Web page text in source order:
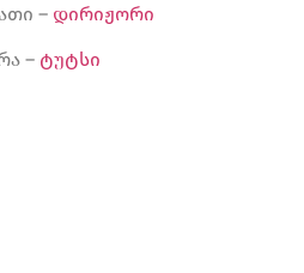
– დირიჟორი
– ტუტსი